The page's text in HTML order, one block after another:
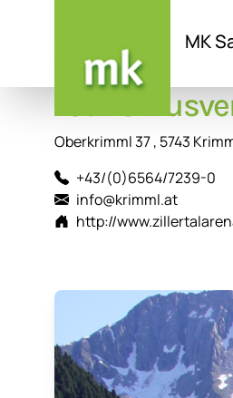
MK
Oberkrimml 37 , 5743
+43/(0)6564/7239-0
info@krimml.at
http://